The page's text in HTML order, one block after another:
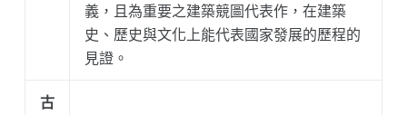
義，且為重要之建築競圖代表作，在建築
史、歷史與文化上能代表國家發展的歷程的
見證。
古